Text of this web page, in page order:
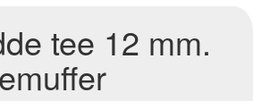
tee 12 mm.